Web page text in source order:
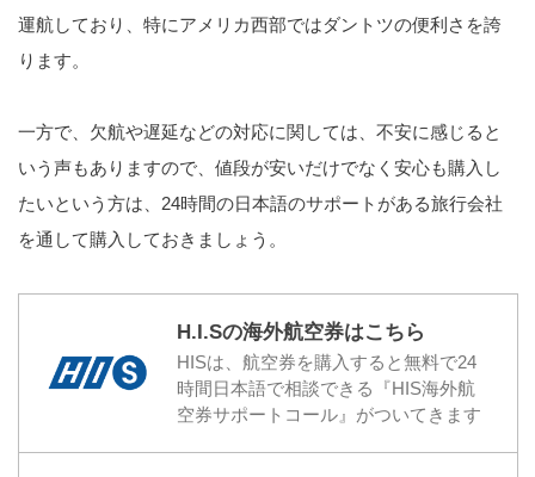
運航しており、特にアメリカ西部ではダントツの便利さを誇
ります。
一方で、欠航や遅延などの対応に関しては、不安に感じると
いう声もありますので、値段が安いだけでなく安心も購入し
たいという方は、24時間の日本語のサポートがある旅行会社
を通して購入しておきましょう。
H.I.Sの海外航空券はこちら
HISは、航空券を購入すると無料で24
時間日本語で相談できる『HIS海外航
空券サポートコール』がついてきます